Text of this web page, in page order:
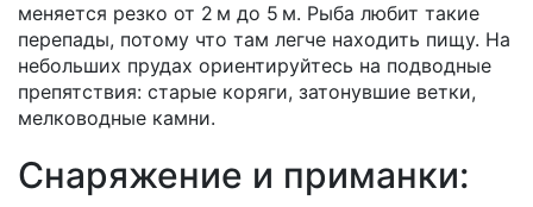
меняется резко от 2 м до 5 м. Рыба любит такие
перепады, потому что там легче находить пищу. На
небольших прудах ориентируйтесь на подводные
препятствия: старые коряги, затонувшие ветки,
мелководные камни.
Снаряжение и приманки: